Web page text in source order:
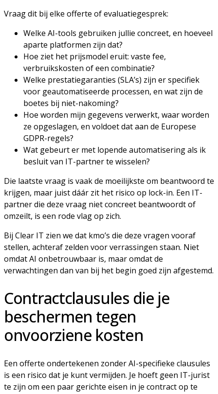
Vraag dit bij elke offerte of evaluatiegesprek:
Welke AI-tools gebruiken jullie concreet, en hoeveel
aparte platformen zijn dat?
Hoe ziet het prijsmodel eruit: vaste fee,
verbruikskosten of een combinatie?
Welke prestatiegaranties (SLA’s) zijn er specifiek
voor geautomatiseerde processen, en wat zijn de
boetes bij niet-nakoming?
Hoe worden mijn gegevens verwerkt, waar worden
ze opgeslagen, en voldoet dat aan de Europese
GDPR-regels?
Wat gebeurt er met lopende automatisering als ik
besluit van IT-partner te wisselen?
Die laatste vraag is vaak de moeilijkste om beantwoord te
krijgen, maar juist dáár zit het risico op lock-in. Een IT-
partner die deze vraag niet concreet beantwoordt of
omzeilt, is een rode vlag op zich.
Bij Clear IT zien we dat kmo’s die deze vragen vooraf
stellen, achteraf zelden voor verrassingen staan. Niet
omdat AI onbetrouwbaar is, maar omdat de
verwachtingen dan van bij het begin goed zijn afgestemd.
Contractclausules die je
beschermen tegen
onvoorziene kosten
Een offerte ondertekenen zonder AI-specifieke clausules
is een risico dat je kunt vermijden. Je hoeft geen IT-jurist
te zijn om een paar gerichte eisen in je contract op te